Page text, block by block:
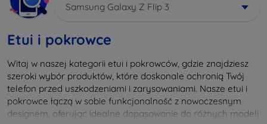
Samsung Galaxy Z Flip 3
Etui i pokrowce
Witaj w naszej kategorii etui i pokrowców, gdzie znajdziesz
szeroki wybór produktów, które doskonale ochronią Twój
telefon przed uszkodzeniami i zarysowaniami. Nasze etui i
pokrowce łączą w sobie funkcjonalność z nowoczesnym
designem, oferując idealne dopasowanie do różnych modeli